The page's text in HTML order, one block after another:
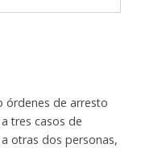
órdenes de arresto
tres casos de
a otras dos personas,